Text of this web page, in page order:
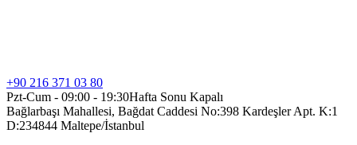
+90 216 371 03 80
Pzt-Cum - 09:00 - 19:30Hafta Sonu Kapalı
Bağlarbaşı Mahallesi, Bağdat Caddesi No:398 Kardeşler Apt. K:1
D:234844 Maltepe/İstanbul